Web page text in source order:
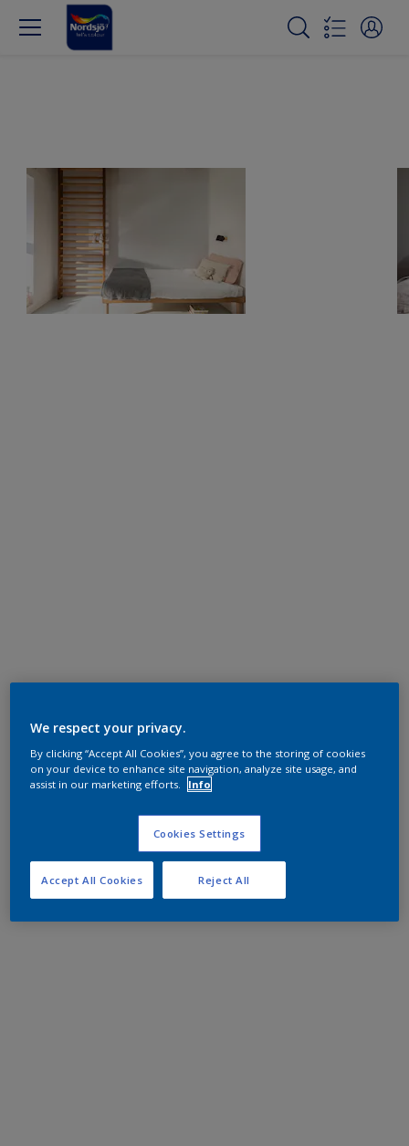
We respect your privacy.
By clicking “Accept All Cookies”, you agree to the storing of cookies
on your device to enhance site navigation, analyze site usage, and
assist in our marketing efforts.
Info
Cookies Settings
Reject All
Accept All Cookies